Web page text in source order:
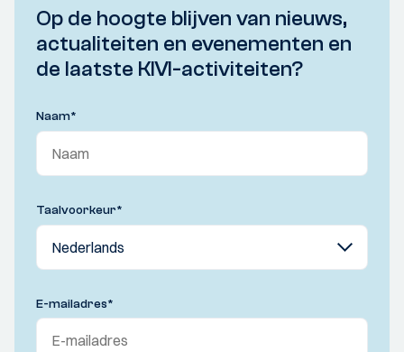
Op de hoogte blijven van nieuws,
actualiteiten en evenementen en
de laatste KIVI-activiteiten?
Naam*
Taalvoorkeur*
E-mailadres*